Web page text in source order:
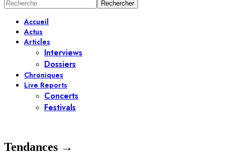
Accueil
Actus
Articles
Interviews
Dossiers
Chroniques
Live Reports
Concerts
Festivals
Tendances →